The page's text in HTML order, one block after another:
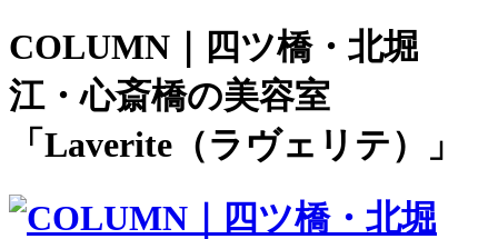
COLUMN｜四ツ橋・北堀
江・心斎橋の美容室
「Laverite（ラヴェリテ）」